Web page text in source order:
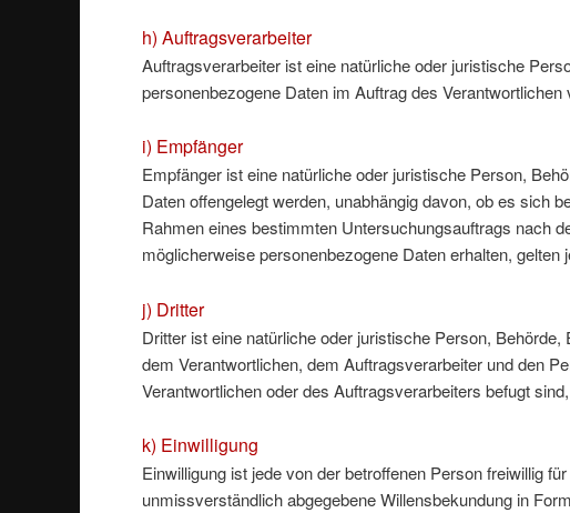
h) Auftragsverarbeiter
Auftragsverarbeiter ist eine natürliche oder juristische
personenbezogene Daten im Auftrag des Verantwortlichen
i) Empfänger
Empfänger ist eine natürliche oder juristische Person,
Daten offengelegt werden, unabhängig davon, ob es sich
Rahmen eines bestimmten Untersuchungsauftrags nach
möglicherweise personenbezogene Daten erhalten, gelten
j) Dritter
Dritter ist eine natürliche oder juristische Person,
dem Verantwortlichen, dem Auftragsverarbeiter und den
Verantwortlichen oder des Auftragsverarbeiters befugt
k) Einwilligung
Einwilligung ist jede von der betroffenen Person freiwillig
unmissverständlich abgegebene Willensbekundung in